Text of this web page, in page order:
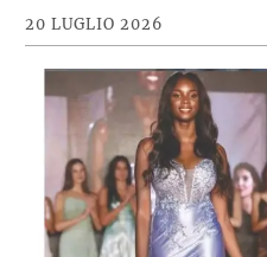
20 LUGLIO 2026